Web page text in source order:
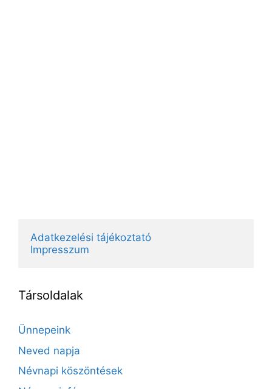
Adatkezelési tájékoztató
Impresszum
Társoldalak
Ünnepeink
Neved napja
Névnapi köszöntések